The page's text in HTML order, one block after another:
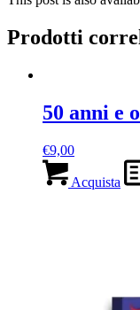
Prodotti
50 anni e
€9,00
Acquista